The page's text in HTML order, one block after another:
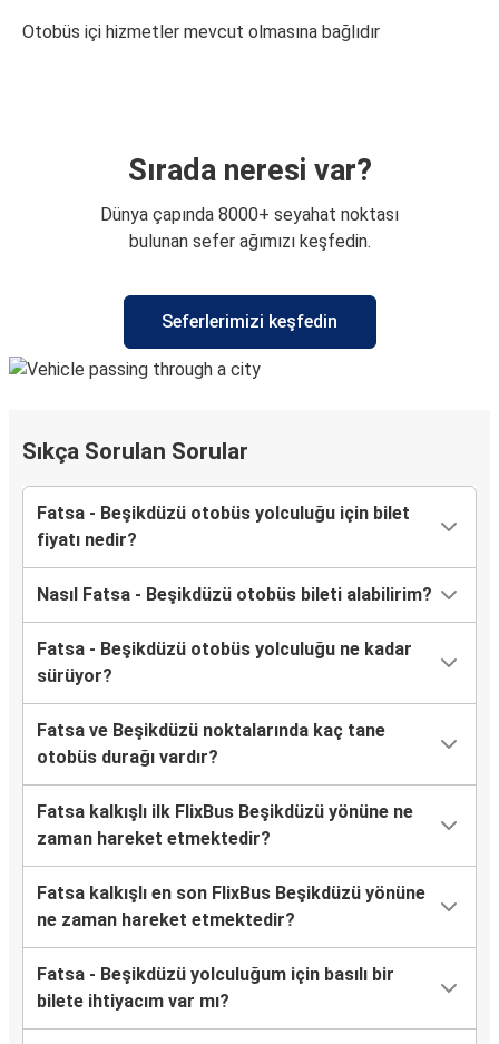
Otobüs içi hizmetler mevcut olmasına bağlıdır
Sırada neresi var?
Dünya çapında 8000+ seyahat noktası
bulunan sefer ağımızı keşfedin.
Seferlerimizi keşfedin
Sıkça Sorulan Sorular
Fatsa - Beşikdüzü otobüs yolculuğu için bilet
fiyatı nedir?
Nasıl Fatsa - Beşikdüzü otobüs bileti alabilirim?
Fatsa - Beşikdüzü otobüs yolculuğu ne kadar
sürüyor?
Fatsa ve Beşikdüzü noktalarında kaç tane
otobüs durağı vardır?
Fatsa kalkışlı ilk FlixBus Beşikdüzü yönüne ne
zaman hareket etmektedir?
Fatsa kalkışlı en son FlixBus Beşikdüzü yönüne
ne zaman hareket etmektedir?
Fatsa - Beşikdüzü yolculuğum için basılı bir
bilete ihtiyacım var mı?